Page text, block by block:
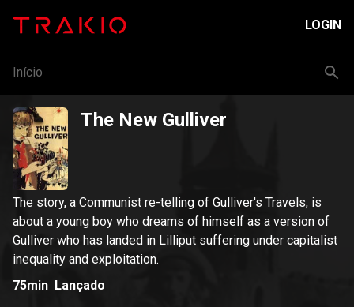
LOGIN
Início
The New Gulliver
The story, a Communist re-telling of Gulliver's Travels, is
about a young boy who dreams of himself as a version of
Gulliver who has landed in Lilliput suffering under capitalist
inequality and exploitation.
75min Lançado